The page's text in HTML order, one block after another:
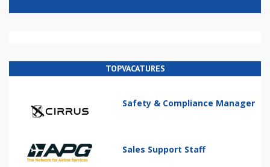
TOPVACATURES
Safety & Compliance Manager
Sales Support Staff